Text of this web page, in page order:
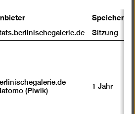
Sitzung
(Piwik)
1 Jahr